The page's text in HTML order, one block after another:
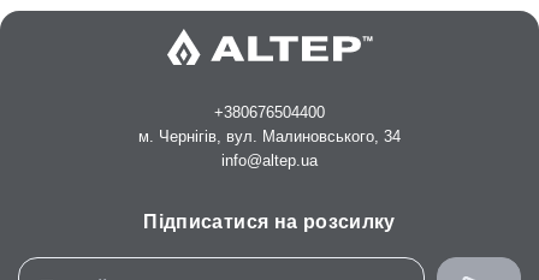
+380676504400
м. Чернігів, вул. Малиновського, 34
info@altep.ua
Підписатися на розсилку